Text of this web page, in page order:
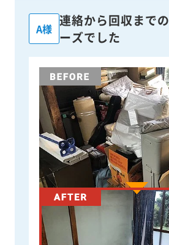
A様
連絡から回収まで
ーズでした